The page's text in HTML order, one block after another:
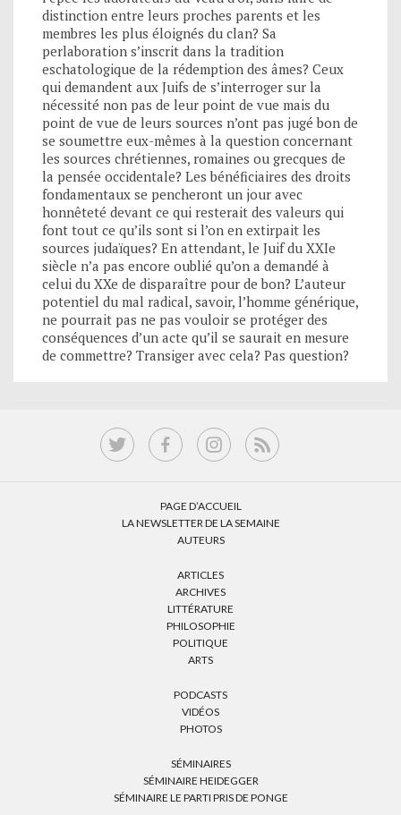
distinction entre leurs proches parents et les
membres les plus éloignés du clan? Sa
perlaboration s’inscrit dans la tradition
eschatologique de la rédemption des âmes? Ceux
qui demandent aux Juifs de s’interroger sur la
nécessité non pas de leur point de vue mais du
point de vue de leurs sources n’ont pas jugé bon de
se soumettre eux-mêmes à la question concernant
les sources chrétiennes, romaines ou grecques de
la pensée occidentale? Les bénéficiaires des droits
fondamentaux se pencheront un jour avec
honnêteté devant ce qui resterait des valeurs qui
font tout ce qu’ils sont si l’on en extirpait les
sources judaïques? En attendant, le Juif du XXIe
siècle n’a pas encore oublié qu’on a demandé à
celui du XXe de disparaître pour de bon? L’auteur
potentiel du mal radical, savoir, l’homme générique,
ne pourrait pas ne pas vouloir se protéger des
conséquences d’un acte qu’il se saurait en mesure
de commettre? Transiger avec cela? Pas question?
PAGE D’ACCUEIL
LA NEWSLETTER DE LA SEMAINE
AUTEURS
ARTICLES
ARCHIVES
LITTÉRATURE
PHILOSOPHIE
POLITIQUE
ARTS
PODCASTS
VIDÉOS
PHOTOS
SÉMINAIRES
SÉMINAIRE HEIDEGGER
SÉMINAIRE LE PARTI PRIS DE PONGE